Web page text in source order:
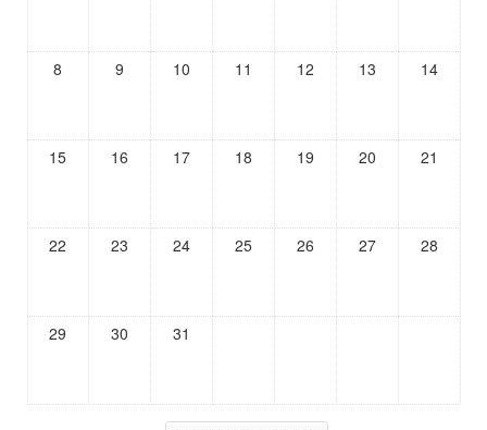
8 9 10 11 12 13 14
15 16 17 18 19 20 21
22 23 24 25 26 27 28
29 30 31